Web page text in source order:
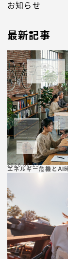
お知らせ
最新記事
エネルギー危機とAI
2026.06.25